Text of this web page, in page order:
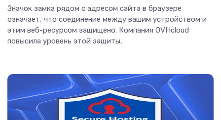
Значок замка рядом с адресом сайта в браузере
означает, что соединение между вашим устройством и
этим веб-ресурсом защищено. Компания OVHcloud
повысила уровень этой защиты,